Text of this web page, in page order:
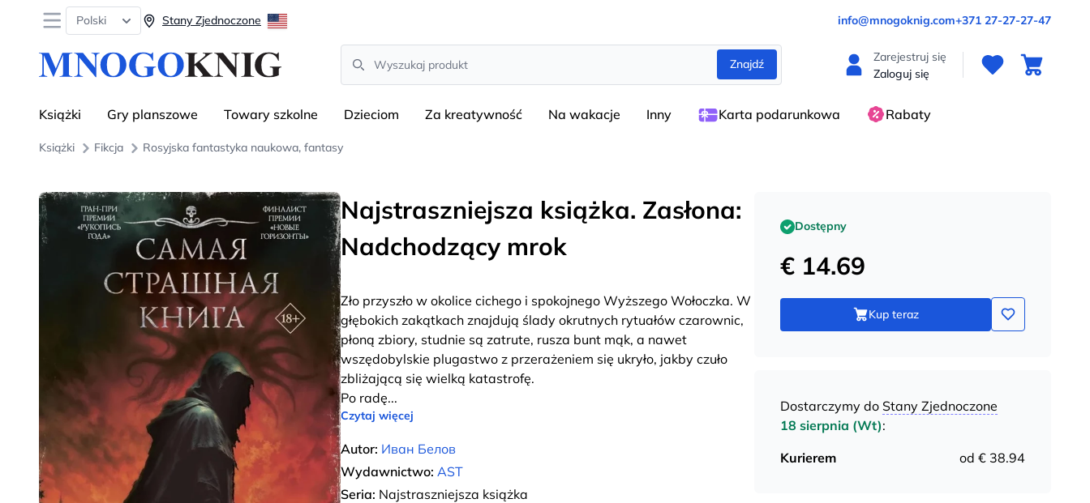
Open menu
Polski Stany Zjednoczone info@mnogoknig.com+371 27-27-27-47
Search
Znajdź
Zarejestruj się
Zaloguj się
Książki Gry planszowe Towary szkolne Dzieciom Za kreatywność Na wakacje Inny Karta podarunkowa Rabaty
Książki Fikcja Rosyjska fantastyka naukowa, fantasy
Najstraszniejsza książka. Zasłona:
Nadchodzący mrok
Zło przyszło w okolice cichego i spokojnego Wyższego Wołoczka. W
głębokich zakątkach znajdują ślady okrutnych rytuałów czarownic,
płoną zbiory, studnie są zatrute, rusza bunt mąk, a nawet
wszędobylskie plugastwo z przerażeniem się ukryło, jakby czuło
zbliżającą się wielką katastrofę.
Po radę...
Czytaj więcej
Autor: Иван Белов
Wydawnictwo: AST
Seria: Najstraszniejsza książka
Dostępny
€ 14.69
Kup teraz
Dostarczymy do Stany Zjednoczone
18 sierpnia (Wt):
Kurierem
od € 38.94